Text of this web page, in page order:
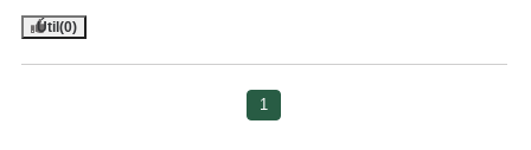
Útil(0)
1